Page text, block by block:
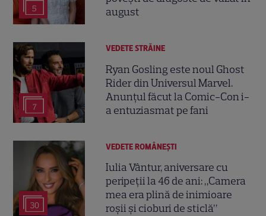
5
august
7
VEDETE STRĂINE
Ryan Gosling este noul Ghost
Rider din Universul Marvel.
Anunțul făcut la Comic-Con i-
a entuziasmat pe fani
30
VEDETE ROMÂNEŞTI
Iulia Vântur, aniversare cu
peripeții la 46 de ani: „Camera
mea era plină de inimioare
roșii și cioburi de sticlă”